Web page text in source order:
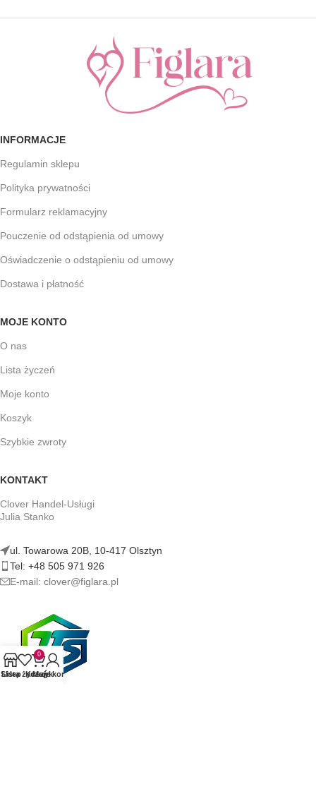
INFORMACJE
Regulamin sklepu
Polityka prywatności
Formularz reklamacyjny
Pouczenie od odstąpienia od umowy
Oświadczenie o odstąpieniu od umowy
Dostawa i płatność
MOJE KONTO
O nas
Lista życzeń
Moje konto
Koszyk
Szybkie zwroty
KONTAKT
Clover Handel-Usługi
Julia Stanko
ul. Towarowa 20B, 10-417 Olsztyn
Tel: +48 505 971 926
E-mail: clover@figlara.pl
Sklep
Lista życzeń
0
Koszyk
Moje konto